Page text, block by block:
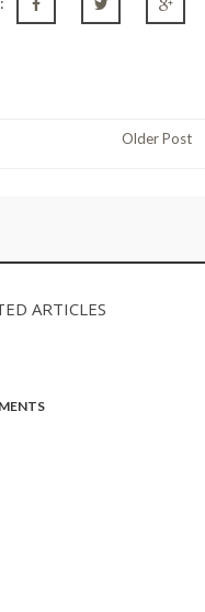
Older Post
ARTICLES